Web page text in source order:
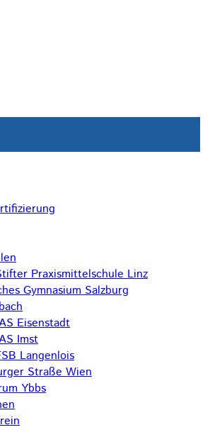
Praxismittelschule Linz
Gymnasium Salzburg
Eisenstadt
Imst
Langenlois
Straße Wien
Ybbs